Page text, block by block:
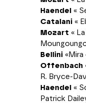
Haendel
«
Catalani «
Mozart «
Bellini
Offenbach
R. Bryce-
Haendel
«
Patrick